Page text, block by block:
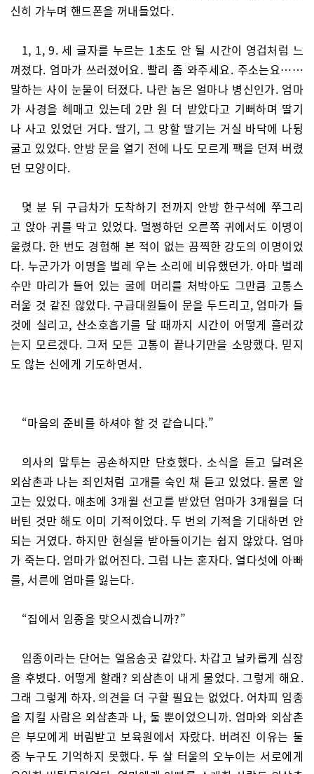
신히 가누며 핸드폰을 꺼내들었다.
1, 1, 9. 세 글자를 누르는 1초도 안 될 시간이 영겁처럼 느
껴졌다. 엄마가 쓰러졌어요. 빨리 좀 와주세요. 주소는요……
말하는 사이 눈물이 터졌다. 나란 놈은 얼마나 병신인가. 엄마
가 사경을 헤매고 있는데 2만 원 더 받았다고 기뻐하며 딸기
나 사고 있었던 거다. 딸기, 그 망할 딸기는 거실 바닥에 나뒹
굴고 있었다. 안방 문을 열기 전에 나도 모르게 팩을 던져 버렸
던 모양이다.
몇 분 뒤 구급차가 도착하기 전까지 안방 한구석에 쭈그리
고 앉아 귀를 막고 있었다. 멀쩡하던 오른쪽 귀에서도 이명이
울렸다. 한 번도 경험해 본 적이 없는 끔찍한 강도의 이명이었
다. 누군가가 이명을 벌레 우는 소리에 비유했던가. 아마 벌레
수만 마리가 들어 있는 굴에 머리를 처박아도 그만큼 고통스
러울 것 같진 않았다. 구급대원들이 문을 두드리고, 엄마가 들
것에 실리고, 산소호흡기를 달 때까지 시간이 어떻게 흘러갔
는지 모르겠다. 그저 모든 고통이 끝나기만을 소망했다. 믿지
도 않는 신에게 기도하면서.
“마음의 준비를 하셔야 할 것 같습니다.”
의사의 말투는 공손하지만 단호했다. 소식을 듣고 달려온
외삼촌과 나는 죄인처럼 고개를 숙인 채 듣고 있었다. 물론 알
고는 있었다. 애초에 3개월 선고를 받았던 엄마가 3개월을 더
버틴 것만 해도 이미 기적이었다. 두 번의 기적을 기대하면 안
되는 거였다. 하지만 현실을 받아들이기는 쉽지 않았다. 엄마
가 죽는다. 엄마가 없어진다. 그럼 나는 혼자다. 열다섯에 아빠
를, 서른에 엄마를 잃는다.
“집에서 임종을 맞으시겠습니까?”
임종이라는 단어는 얼음송곳 같았다. 차갑고 날카롭게 심장
을 후볐다. 어떻게 할래? 외삼촌이 내게 물었다. 그렇게 해요.
그래 그렇게 하자. 의견을 더 구할 필요는 없었다. 어차피 임종
을 지킬 사람은 외삼촌과 나, 둘 뿐이었으니까. 엄마와 외삼촌
은 부모에게 버림받고 보육원에서 자랐다. 버려진 이유는 둘
중 누구도 기억하지 못했다. 두 살 터울의 오누이는 서로에게